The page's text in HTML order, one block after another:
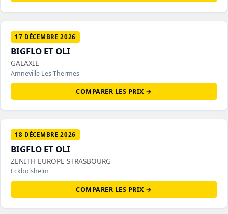
17 DÉCEMBRE 2026
BIGFLO ET OLI
GALAXIE
Amneville Les Thermes
COMPARER LES PRIX →
18 DÉCEMBRE 2026
BIGFLO ET OLI
ZENITH EUROPE STRASBOURG
Eckbolsheim
COMPARER LES PRIX →